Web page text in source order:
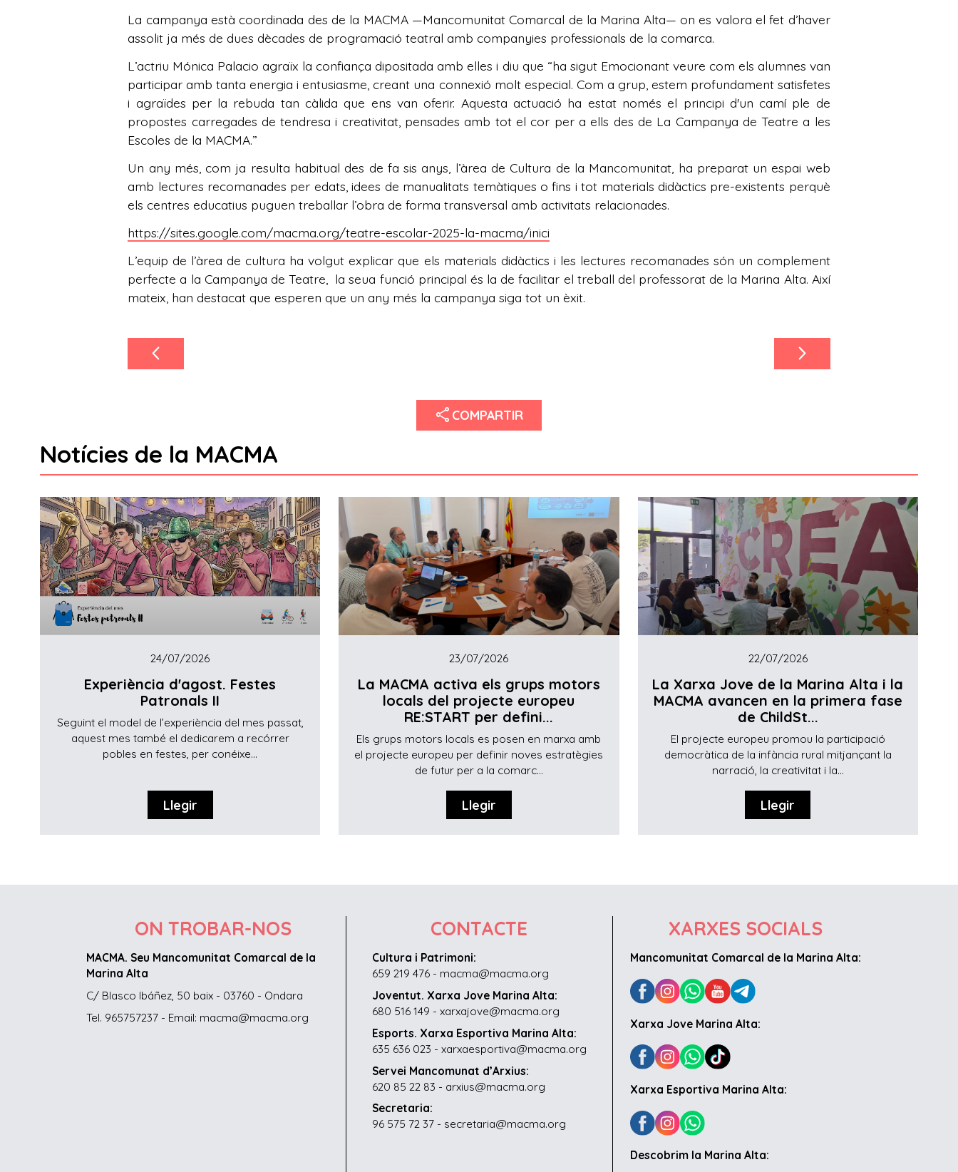
La campanya està coordinada des de la MACMA —Mancomunitat Comarcal de la Marina Alta— on es valora el fet d’haver
assolit ja més de dues dècades de programació teatral amb companyies professionals de la comarca.
L’actriu Mónica Palacio agraïx la confiança dipositada amb elles i diu que “ha sigut Emocionant veure com els alumnes van
participar amb tanta energia i entusiasme, creant una connexió molt especial. Com a grup, estem profundament satisfetes
i agraïdes per la rebuda tan càlida que ens van oferir. Aquesta actuació ha estat només el principi d'un camí ple de
propostes carregades de tendresa i creativitat, pensades amb tot el cor per a ells des de La Campanya de Teatre a les
Escoles de la MACMA.”
Un any més, com ja resulta habitual des de fa sis anys, l’àrea de Cultura de la Mancomunitat, ha preparat un espai web
amb lectures recomanades per edats, idees de manualitats temàtiques o fins i tot materials didàctics pre-existents perquè
els centres educatius puguen treballar l’obra de forma transversal amb activitats relacionades.
https://sites.google.com/macma.org/teatre-escolar-2025-la-macma/inici
L’equip de l’àrea de cultura ha volgut explicar que els materials didàctics i les lectures recomanades són un complement
perfecte a la Campanya de Teatre, la seua funció principal és la de facilitar el treball del professorat de la Marina Alta. Així
mateix, han destacat que esperen que un any més la campanya siga tot un èxit.
share COMPARTIR
Notícies de la MACMA
24/07/2026
Experiència d'agost. Festes
Patronals II
Seguint el model de l’experiència del mes passat,
aquest mes també el dedicarem a recórrer
pobles en festes, per conéixe...
Llegir
23/07/2026
La MACMA activa els grups motors
locals del projecte europeu
RE:START per defini...
Els grups motors locals es posen en marxa amb
el projecte europeu per definir noves estratègies
de futur per a la comarc...
Llegir
22/07/2026
La Xarxa Jove de la Marina Alta i la
MACMA avancen en la primera fase
de ChildSt...
El projecte europeu promou la participació
democràtica de la infància rural mitjançant la
narració, la creativitat i la...
Llegir
ON TROBAR-NOS
MACMA. Seu Mancomunitat Comarcal de la
Marina Alta
C/ Blasco Ibáñez, 50 baix - 03760 - Ondara
Tel. 965757237 - Email: macma@macma.org
CONTACTE
Cultura i Patrimoni:
659 219 476 - macma@macma.org
Joventut. Xarxa Jove Marina Alta:
680 516 149 - xarxajove@macma.org
Esports. Xarxa Esportiva Marina Alta:
635 636 023 - xarxaesportiva@macma.org
Servei Mancomunat d’Arxius:
620 85 22 83 - arxius@macma.org
Secretaria:
96 575 72 37 - secretaria@macma.org
XARXES SOCIALS
Mancomunitat Comarcal de la Marina Alta:
Xarxa Jove Marina Alta:
Xarxa Esportiva Marina Alta:
Descobrim la Marina Alta: